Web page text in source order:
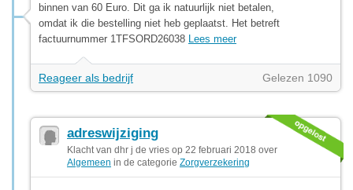
binnen van 60 Euro. Dit ga ik natuurlijk niet betalen,
omdat ik die bestelling niet heb geplaatst. Het betreft
factuurnummer 1TFSORD26038 Lees meer
Reageer als bedrijf Gelezen 1090
adreswijziging
Klacht van dhr j de vries op 22 februari 2018 over
Algemeen in de categorie Zorgverzekering